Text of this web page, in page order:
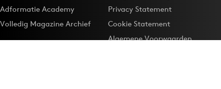
Adformatie Academy
Volledig Magazine Archief
Privacy Statement
Cookie Statement
Algemene Voorwaarden